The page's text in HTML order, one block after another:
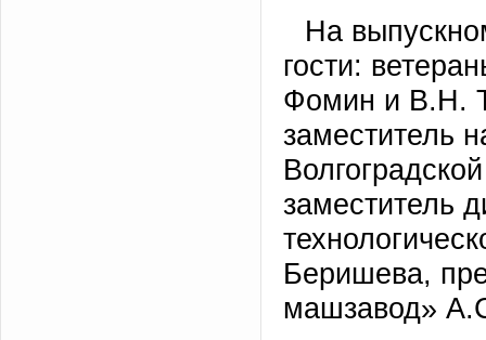
На
гости:
Фомин и В.Н.
заместитель
заместитель
Беришева,
машзавод»